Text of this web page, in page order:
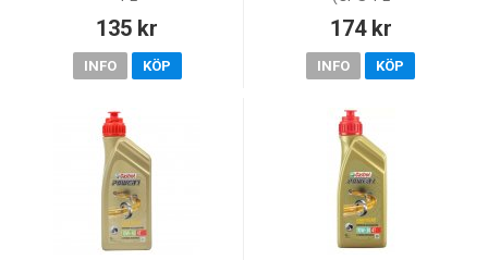
135 kr
INFO KÖP
174 kr
INFO KÖP